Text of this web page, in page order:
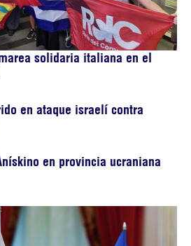
solidaria italiana en el
en ataque israelí contra
en provincia ucraniana